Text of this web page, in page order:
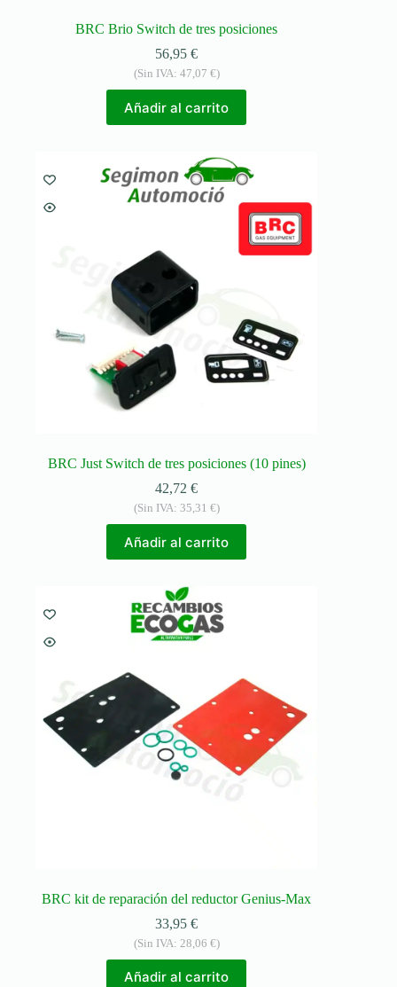
BRC Brio Switch de tres posiciones
56,95€
(Sin IVA: 47,07 €)
Añadir al carrito
BRC Just Switch de tres posiciones (10 pines)
42,72€
(Sin IVA: 35,31 €)
Añadir al carrito
BRC kit de reparación del reductor Genius-Max
33,95€
(Sin IVA: 28,06 €)
Añadir al carrito